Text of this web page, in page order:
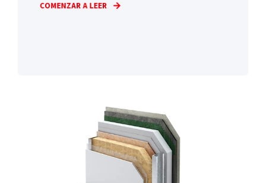
COMENZAR A LEER